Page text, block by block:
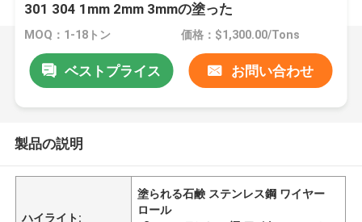
301 304 1mm 2mm 3mmの塗った
MOQ：1-18トン 価格：$1,300.00/Tons
ベストプライス お問い合わせ
製品の説明
ハイライト:
塗られる石鹸 ステンレス鋼 ワイヤー
ロール